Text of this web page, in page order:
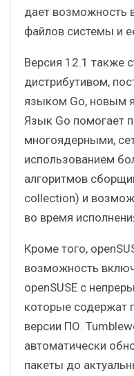
дает возможность
файлов системы и
Версия 12.1 также
дистрибутивом,
языком Go, новым
Язык Go помогает
многоядерными,
использованием
алгоритмов
collection) и
во время
Кроме того,
возможность
openSUSE с
которые содержат
версии ПО.
автоматически
пакеты до